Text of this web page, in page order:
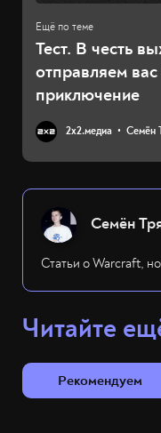
Тест. В честь
отправляем
приключение
2х2.медиа Семён
Семён
Статьи о Warcraft,
Читайте
Рекомендуем